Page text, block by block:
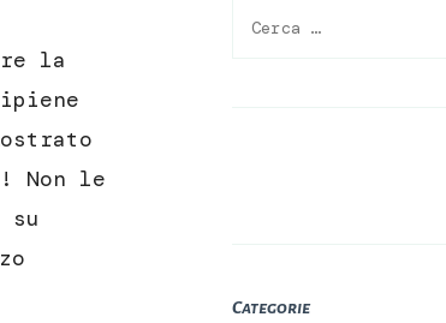
la
Non le
su
Ricerca
Categorie